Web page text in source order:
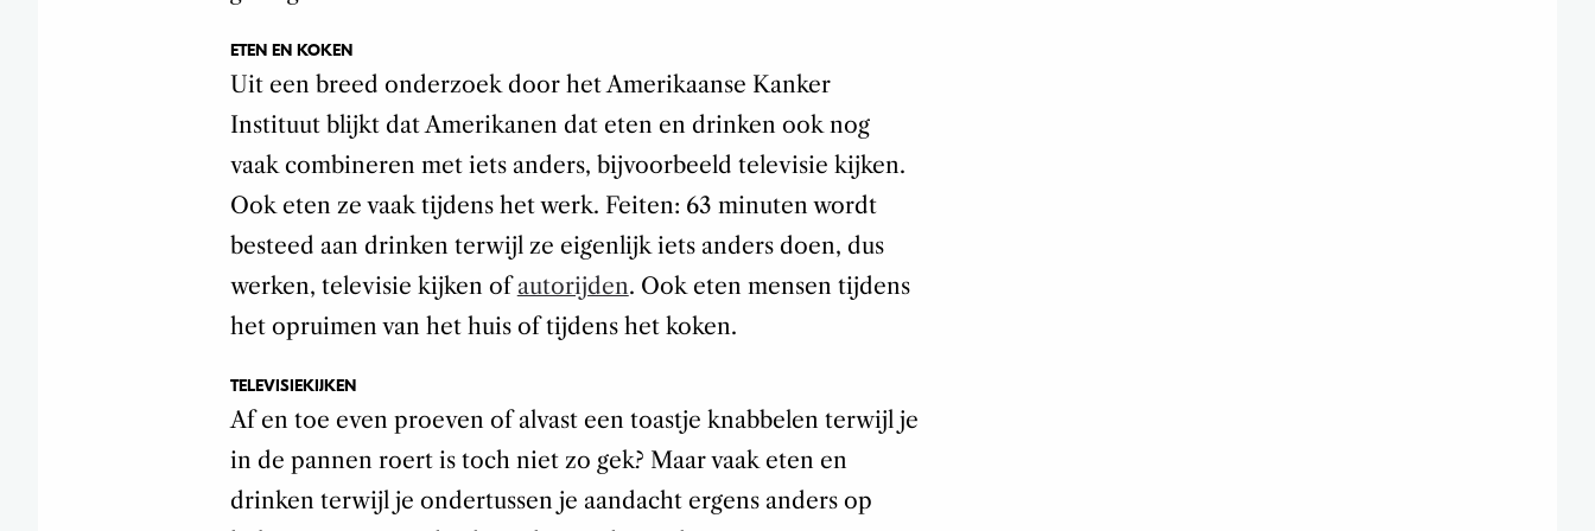
ETEN EN KOKEN
Uit een breed onderzoek door het Amerikaanse Kanker
Instituut blijkt dat Amerikanen dat eten en drinken ook nog
vaak combineren met iets anders, bijvoorbeeld televisie kijken.
Ook eten ze vaak tijdens het werk. Feiten: 63 minuten wordt
besteed aan drinken terwijl ze eigenlijk iets anders doen, dus
werken, televisie kijken ofautorijden. Ook eten mensen tijdens
het opruimen van het huis of tijdens het koken.
TELEVISIEKIJKEN
Af en toe even proeven of alvast een toastje knabbelen terwijl je
in de pannen roert is toch niet zo gek? Maar vaak eten en
drinken terwijl je ondertussen je aandacht ergens anders op